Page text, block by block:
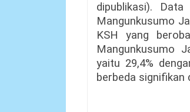
dipublikasi).
Mangunkusumo
KSH yang
Mangunkusumo
yaitu 29,4%
berbeda signifikan